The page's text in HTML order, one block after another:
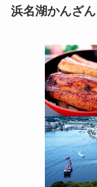
浜名湖かんざ